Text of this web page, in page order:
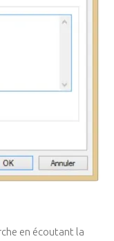
en écoutant la